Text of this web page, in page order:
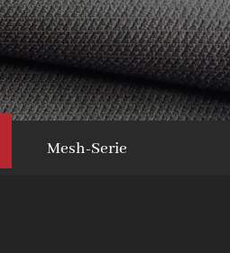
Mesh-Serie